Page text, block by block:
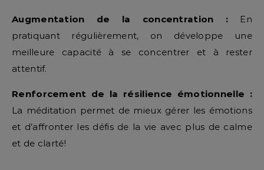
Augmentation de la concentration : En
pratiquant régulièrement, on développe une
meilleure capacité à se concentrer et à rester
attentif.
Renforcement de la résilience émotionnelle :
La méditation permet de mieux gérer les émotions
et d’affronter les défis de la vie avec plus de calme
et de clarté!